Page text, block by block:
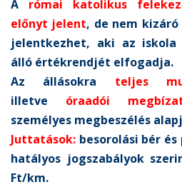
A római katolikus
előnyt jelent, de nem
jelentkezhet, aki az iskola
álló értékrendjét elfogadja.
Az állásokra teljes
illetve óraadói
személyes megbeszélés
Juttatások: besorolási bér
hatályos jogszabályok
Ft/km.